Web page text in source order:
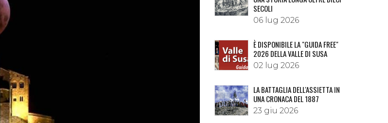
SECOLI
06 lug 2026
È DISPONIBILE LA "GUIDA FREE"
2026 DELLA VALLE DI SUSA
02 lug 2026
LA BATTAGLIA DELL'ASSIETTA IN
UNA CRONACA DEL 1887
23 giu 2026